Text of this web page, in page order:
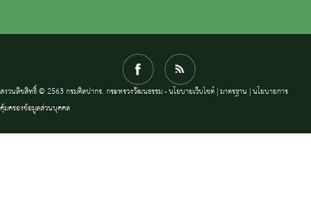
สงวนลิขสิทธิ์ © 2563 กรมศิลปากร. กระทรวงวัฒนธรรม -นโยบายเว็บไซต์|มาตรฐาน |นโยบายการ
คุ้มครองข้อมูลส่วนบุคคล